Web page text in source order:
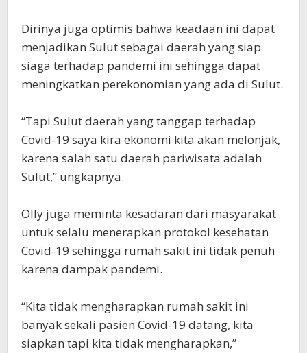
Dirinya juga optimis bahwa keadaan ini dapat
menjadikan Sulut sebagai daerah yang siap
siaga terhadap pandemi ini sehingga dapat
meningkatkan perekonomian yang ada di Sulut.
“Tapi Sulut daerah yang tanggap terhadap
Covid-19 saya kira ekonomi kita akan melonjak,
karena salah satu daerah pariwisata adalah
Sulut,” ungkapnya.
Olly juga meminta kesadaran dari masyarakat
untuk selalu menerapkan protokol kesehatan
Covid-19 sehingga rumah sakit ini tidak penuh
karena dampak pandemi.
“Kita tidak mengharapkan rumah sakit ini
banyak sekali pasien Covid-19 datang, kita
siapkan tapi kita tidak mengharapkan,”